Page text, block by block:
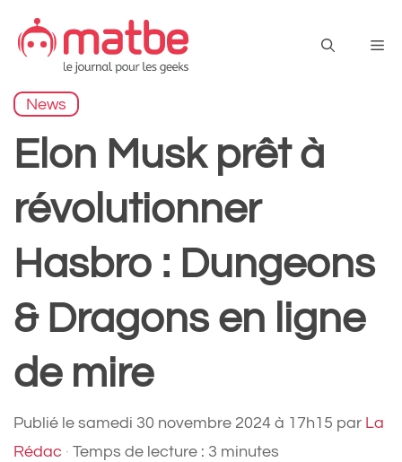
contenu
News
Elon Musk prêt à
révolutionner
Hasbro : Dungeons
& Dragons en ligne
de mire
Publié le samedi 30 novembre 2024 à 17h15 par La
Rédac · Temps de lecture : 3 minutes